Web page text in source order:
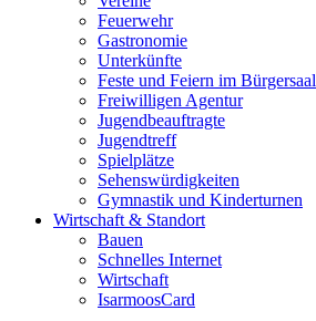
Feuerwehr
Gastronomie
Unterkünfte
Feste und Feiern im Bürgersaal
Freiwilligen Agentur
Jugendbeauftragte
Jugendtreff
Spielplätze
Sehenswürdigkeiten
Gymnastik und Kinderturnen
Wirtschaft & Standort
Bauen
Schnelles Internet
Wirtschaft
IsarmoosCard